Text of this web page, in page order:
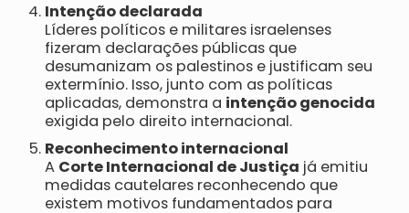
Intenção declarada
Líderes políticos e militares israelenses
fizeram declarações públicas que
desumanizam os palestinos e justificam seu
extermínio. Isso, junto com as políticas
aplicadas, demonstra a intenção genocida
exigida pelo direito internacional.
Reconhecimento internacional
A Corte Internacional de Justiça já emitiu
medidas cautelares reconhecendo que
existem motivos fundamentados para